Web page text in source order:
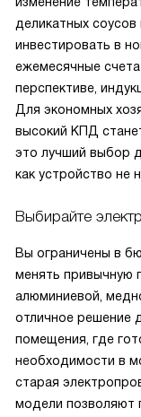
деликатных
инвестировать в
ежемесячные
перспективе,
Для экономных
высокий КПД
это лучший выбор
как устройство не
Выбирайте
Вы ограничены в
менять привычную
алюминиевой,
отличное решение
помещения, где
необходимости в
старая
модели позволяют